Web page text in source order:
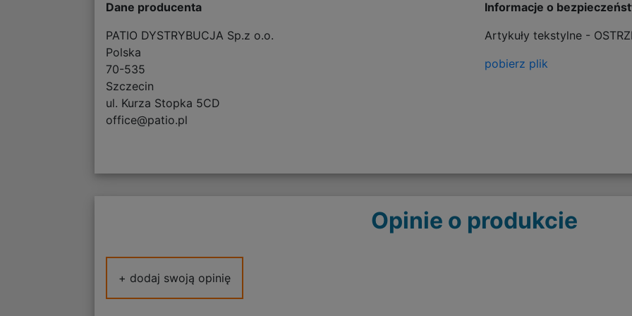
Dane producenta
PATIO DYSTRYBUCJA Sp.z o.o.
Polska
70-535
Szczecin
ul. Kurza Stopka 5CD
office@patio.pl
Informacje o
Artykuły tekstylne -
pobierz plik
Opinie o produkcie
+ dodaj swoją opinię